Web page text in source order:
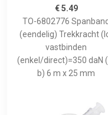
€ 5.49
TO-6802776 Spanband
(eendelig) Trekkracht
vastbinden
(enkel/direct)=350 daN
b) 6 m x 25 mm